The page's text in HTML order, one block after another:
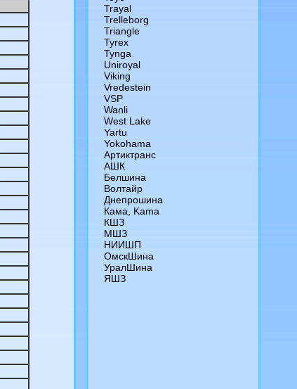
Trayal
Trelleborg
Triangle
Tyrex
Tynga
Uniroyal
Viking
Vredestein
VSP
Wanli
West Lake
Yartu
Yokohama
Артиктранс
АШК
Белшина
Волтайр
Днепрошина
Кама, Kama
КШЗ
МШЗ
НИИШП
ОмскШина
УралШина
ЯШЗ